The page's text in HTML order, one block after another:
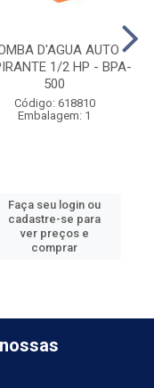
D'AGUA AUTO
1/2 HP - BPA-
500
Código: 618810
Embalagem: 1
Faça seu login ou
cadastre-se para
ver preços e
comprar